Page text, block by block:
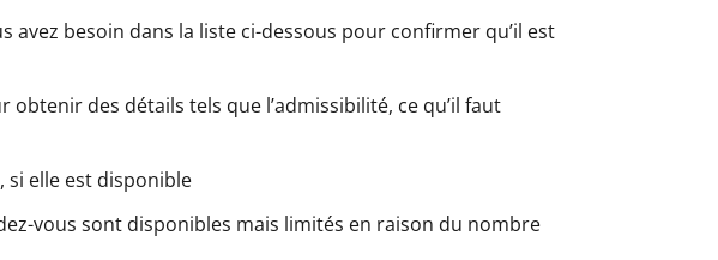
avez besoin dans la liste ci-dessous pour confirmer qu’il est
obtenir des détails tels que l’admissibilité, ce qu’il faut
si elle est disponible
vous sont disponibles mais limités en raison du nombre